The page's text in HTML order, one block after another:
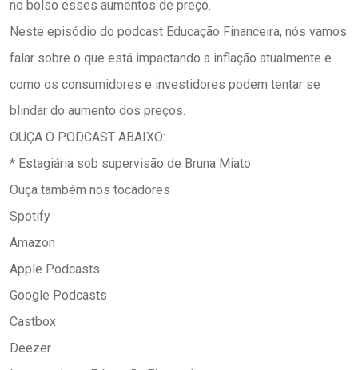
no bolso esses aumentos de preço.
Neste episódio do podcast Educação Financeira, nós vamos
falar sobre o que está impactando a inflação atualmente e
como os consumidores e investidores podem tentar se
blindar do aumento dos preços.
OUÇA O PODCAST ABAIXO:
* Estagiária sob supervisão de Bruna Miato
Ouça também nos tocadores
Spotify
Amazon
Apple Podcasts
Google Podcasts
Castbox
Deezer